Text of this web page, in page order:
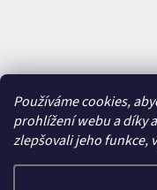
Používáme cookies,
prohlížení webu a díky
zlepšovali jeho funkce,